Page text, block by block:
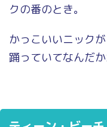
クの番のとき。
かっこいいニックが
踊っていてなんだか